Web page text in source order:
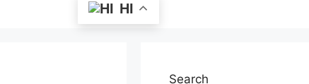
HI
Search